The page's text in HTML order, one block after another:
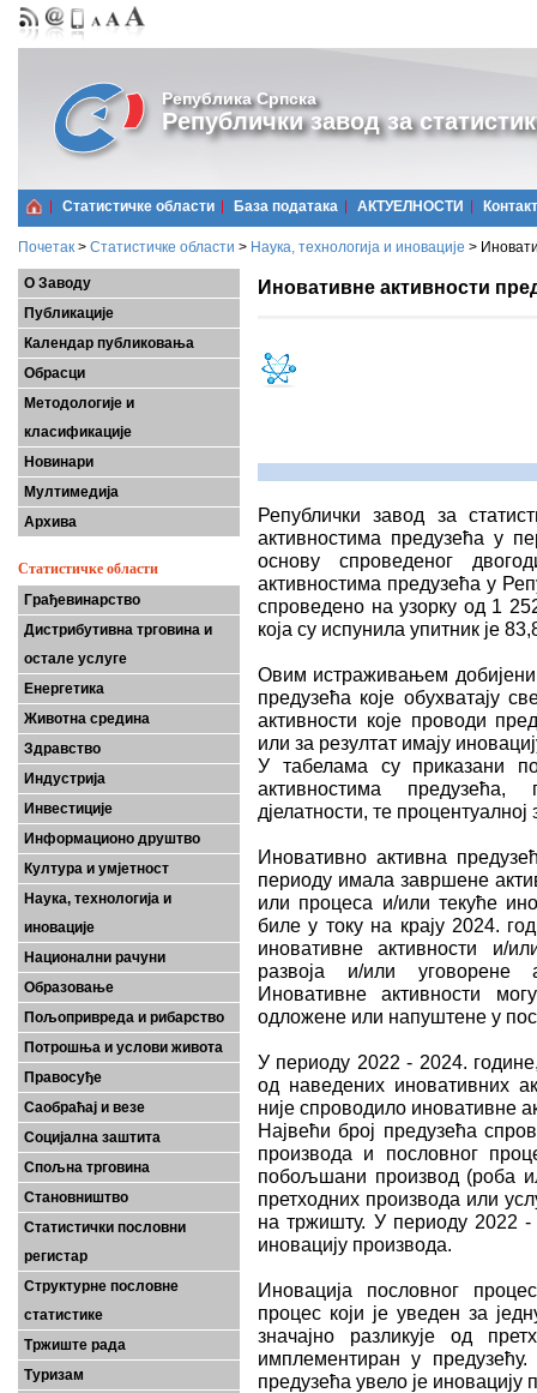
Република Српска
Републички завод за
Статистичке области Базa података АКТУЕЛНОСТИ Контакт
Почетак > Статистичке области > Наука, технологија и иновације >
О Заводу
Публикације
Календар публиковања
Обрасци
Методологије и
класификације
Новинари
Мултимедија
Архива
Статистичке области
Грађевинарство
Дистрибутивна трговина и
остале услуге
Енергетика
Животна средина
Здравство
Индустрија
Инвестиције
Информационо друштво
Култура и умјетност
Наука, технологија и
иновације
Национални рачуни
Образовање
Пољопривреда и рибарство
Потрошња и услови живота
Правосуђе
Саобраћај и везе
Социјална заштита
Спољна трговина
Становништво
Статистички пословни
регистар
Структурне пословне
статистике
Тржиште рада
Туризам
Иновативне активности
Републички завод за
активностима предузећа у
основу спроведеног
активностима предузећа у
спроведено на узорку од 1
која су испунила упитник је
Овим истраживањем
предузећа које обухватају
активности које проводи
или за резултат имају
У табелама су приказани
активностима
дјелатности, те
Иновативно активна
периоду имала завршене
или процеса и/или текуће
биле у току на крају 2024.
иновативне активности и/
развоја и/или уговорене
Иновативне активности
одложене или напуштене у
У периоду 2022 - 2024.
од наведених иновативних
није спроводило иновативне
Највећи број предузећа
производа и пословног
побољшани производ (роба
претходних производа или
на тржишту. У периоду 2022 -
иновацију производа.
Иновација пословног
процес који је уведен за
значајно разликује од
имплементиран у
предузећа увело је иновацију